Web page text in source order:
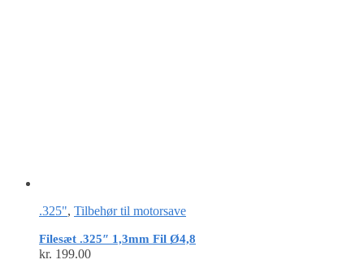
.325", Tilbehør til motorsave
Filesæt .325″ 1,3mm Fil Ø4,8
kr. 199.00